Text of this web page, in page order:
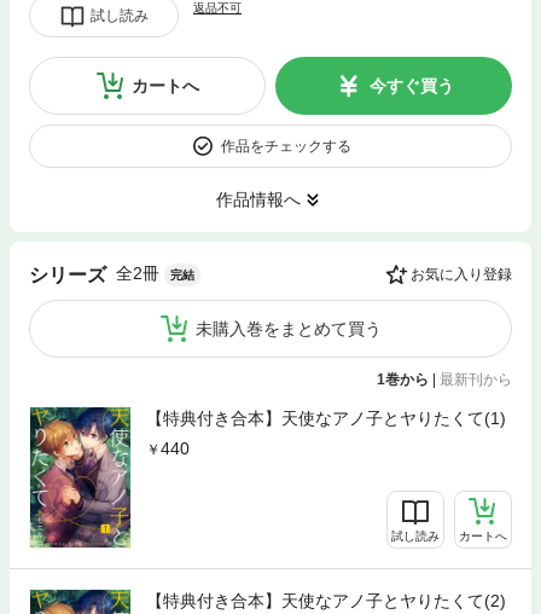
試し読み
返品不可
カートへ 今すぐ買う
作品をチェックする
作品情報へ
シリーズ 全2冊 完結 お気に入り登録
未購入巻をまとめて買う
1巻から | 最新刊から
【特典付き合本】天使なアノ子とヤりたくて(1)
440
試し読み カートへ
【特典付き合本】天使なアノ子とヤりたくて(2)